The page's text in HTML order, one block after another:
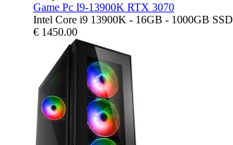
Game Pc I9-13900K RTX 3070
Intel Core i9 13900K - 16GB - 1000GB SSD
€ 1450.00